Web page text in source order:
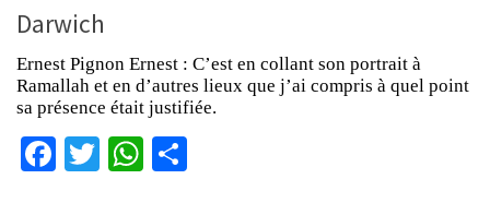
Darwich
Ernest Pignon Ernest : C’est en collant son portrait à
Ramallah et en d’autres lieux que j’ai compris à quel point
sa présence était justifiée.
Facebook
TwitterWhatsApp